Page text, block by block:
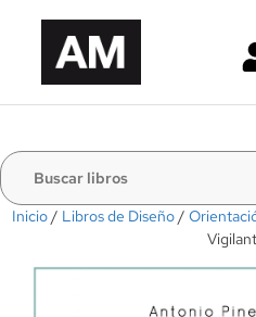
Inicio/ Libros de Diseño/